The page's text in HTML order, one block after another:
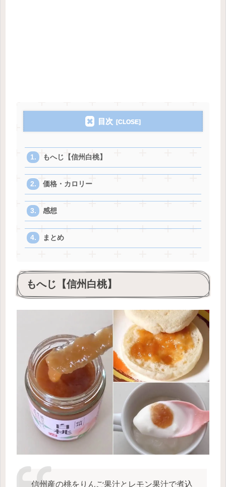
目次
もへじ【信州白桃】
価格・カロリー
感想
まとめ
もへじ【信州白桃】
信州産の桃をりんご果汁とレモン果汁で煮込